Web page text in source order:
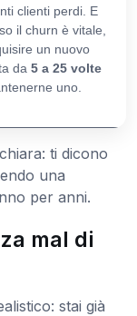
clienti perdi. E
il churn è vitale,
un nuovo
da 5 a 25 volte
uno.
ti dicono
una
per anni.
mal di
stai già